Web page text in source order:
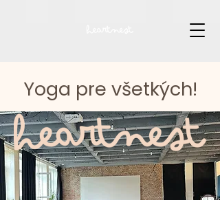
Yoga pre všetkých!